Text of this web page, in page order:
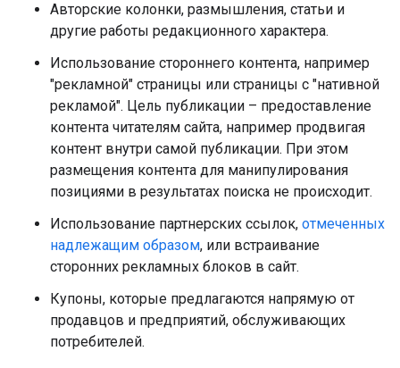
Авторские колонки, размышления, статьи и
другие работы редакционного характера.
Использование стороннего контента, например
"рекламной" страницы или страницы с "нативной
рекламой". Цель публикации – предоставление
контента читателям сайта, например продвигая
контент внутри самой публикации. При этом
размещения контента для манипулирования
позициями в результатах поиска не происходит.
Использование партнерских ссылок, отмеченных
надлежащим образом, или встраивание
сторонних рекламных блоков в сайт.
Купоны, которые предлагаются напрямую от
продавцов и предприятий, обслуживающих
потребителей.